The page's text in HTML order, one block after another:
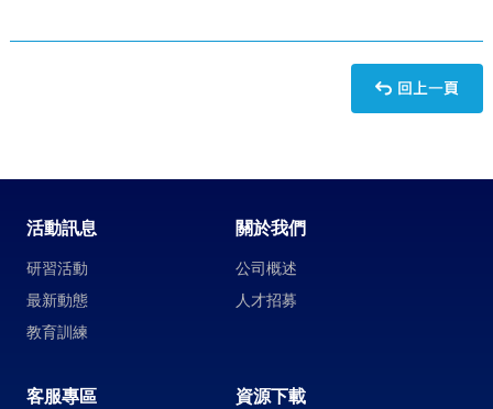
活動訊息
研習活動
最新動態
教育訓練
關於我們
公司概述
人才招募
客服專區 資源下載